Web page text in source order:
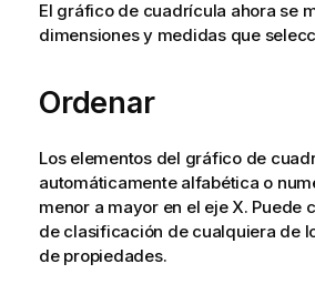
El gráfico de cuadrícula ahora se
dimensiones y medidas que
Ordenar
Los elementos del gráfico de
automáticamente alfabética o
menor a mayor en el eje X. Puede
de clasificación de cualquiera de
de propiedades.